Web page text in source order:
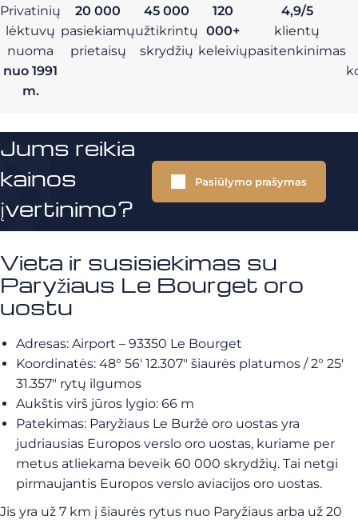
Privatinių
lėktuvų
nuoma
nuo 1991
m.
20 000
pasiekiamų
prietaisų
45 000
užtikrintų
skrydžių
120
000+
keleivių
4,9/5
klientų
pasitenkinimas
Jums reikia
kainos
įvertinimo?
Pasiūlymo prašymas
Vieta ir susisiekimas su
Paryžiaus Le Bourget oro
uostu
Adresas: Airport – 93350 Le Bourget
Koordinatės: 48° 56′ 12.307″ šiaurės platumos / 2° 25′
31.357″ rytų ilgumos
Aukštis virš jūros lygio: 66 m
Patekimas: Paryžiaus Le Buržė oro uostas yra
judriausias Europos verslo oro uostas, kuriame per
metus atliekama beveik 60 000 skrydžių. Tai netgi
pirmaujantis Europos verslo aviacijos oro uostas.
Jis yra už 7 km į šiaurės rytus nuo Paryžiaus arba už 20